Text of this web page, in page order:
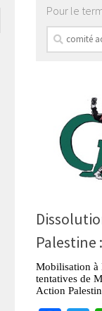
Pour le
Palestine
Mobilisation à
tentatives de
Action